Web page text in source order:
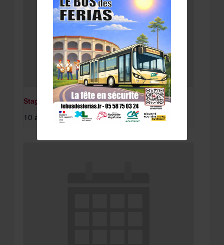
Stage St Paul Lès Dax
10 août à 8:15 am-11 août à 4:30 pm